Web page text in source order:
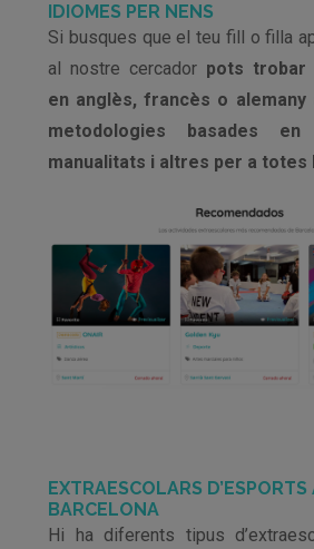
IDIOMES PER NENS
Si busques que el teu fill o filla
al nostre cercador pots trobar
en anglès, francès o alemany
metodologies basades
manualitats i altres per a totes
EXTRAESCOLARS D’ESPORTS
BARCELONA
Hi ha diferents tipus